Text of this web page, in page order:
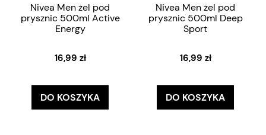
Nivea Men żel pod
prysznic 500ml Active
Energy
16,99 zł
DO KOSZYKA
Nivea Men żel pod
prysznic 500ml Deep
Sport
16,99 zł
DO KOSZYKA